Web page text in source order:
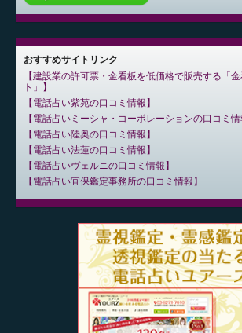
おすすめサイトリンク
建設業の許可票・金看板を低価格で販売する「
ト」
電話占い紫苑の口コミ情報
電話占いミーシャ・コーポレーションの口コミ情
電話占い陸奥の口コミ情報
電話占い法蓮の口コミ情報
電話占いヴェルニの口コミ情報
電話占い宜保鑑定事務所の口コミ情報